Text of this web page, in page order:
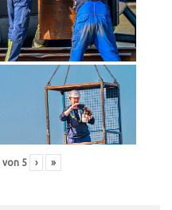
von 5 › »